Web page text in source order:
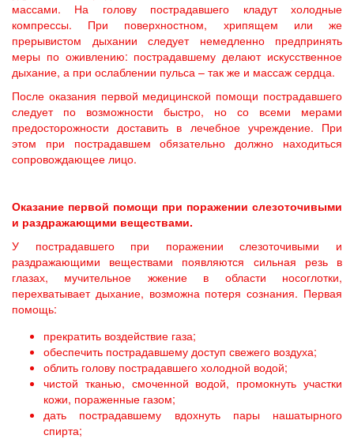
массами. На голову пострадавшего кладут холодные
компрессы. При поверхностном, хрипящем или же
прерывистом дыхании следует немедленно предпринять
меры по оживлению: пострадавшему делают искусственное
дыхание, а при ослаблении пульса – так же и массаж сердца.
После оказания первой медицинской помощи пострадавшего
следует по возможности быстро, но со всеми мерами
предосторожности доставить в лечебное учреждение. При
этом при пострадавшем обязательно должно находиться
сопровождающее лицо.
Оказание первой помощи при поражении слезоточивыми
и раздражающими веществами.
У пострадавшего при поражении слезоточивыми и
раздражающими веществами появляются сильная резь в
глазах, мучительное жжение в области носоглотки,
перехватывает дыхание, возможна потеря сознания. Первая
помощь:
прекратить воздействие газа;
обеспечить пострадавшему доступ свежего воздуха;
облить голову пострадавшего холодной водой;
чистой тканью, смоченной водой, промокнуть участки
кожи, пораженные газом;
дать пострадавшему вдохнуть пары нашатырного
спирта;